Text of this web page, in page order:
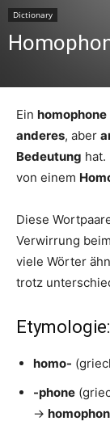
Dictionary
Ein homophone
anderes, aber
Bedeutung hat.
von einem
Diese
Verwirrung
viele Wörter
trotz
Etymologie:
homo-
-phone
→